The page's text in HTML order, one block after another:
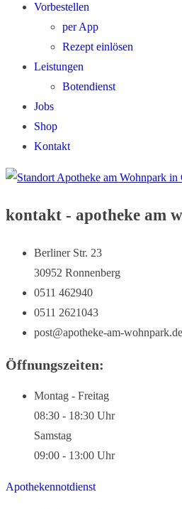
Vorbestellen
per App
Rezept einlösen
Leistungen
Botendienst
Jobs
Shop
Kontakt
kontakt - apotheke am
Berliner Str. 23
30952 Ronnenberg
0511 462940
0511 2621043
post@apotheke-am-wohnpark.de
Öffnungszeiten:
Montag - Freitag
08:30 - 18:30 Uhr
Samstag
09:00 - 13:00 Uhr
Apothekennotdienst